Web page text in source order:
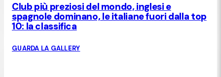
Club più preziosi del mondo, inglesi e
spagnole dominano, le italiane fuori dalla top
10: la classifica
GUARDA LA GALLERY